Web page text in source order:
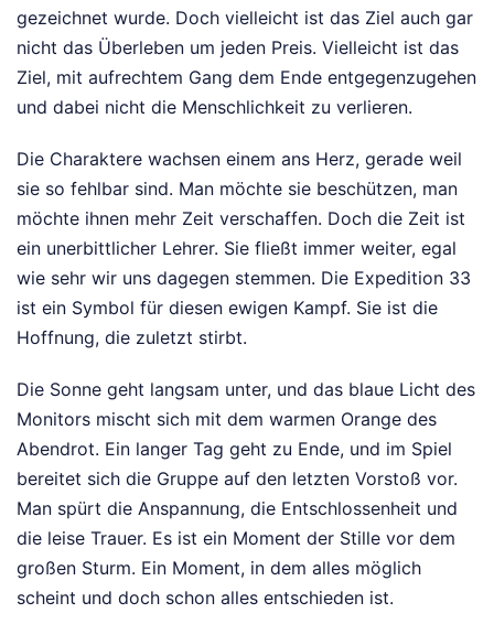
gezeichnet wurde. Doch vielleicht ist das Ziel auch gar
nicht das Überleben um jeden Preis. Vielleicht ist das
Ziel, mit aufrechtem Gang dem Ende entgegenzugehen
und dabei nicht die Menschlichkeit zu verlieren.
Die Charaktere wachsen einem ans Herz, gerade weil
sie so fehlbar sind. Man möchte sie beschützen, man
möchte ihnen mehr Zeit verschaffen. Doch die Zeit ist
ein unerbittlicher Lehrer. Sie fließt immer weiter, egal
wie sehr wir uns dagegen stemmen. Die Expedition 33
ist ein Symbol für diesen ewigen Kampf. Sie ist die
Hoffnung, die zuletzt stirbt.
Die Sonne geht langsam unter, und das blaue Licht des
Monitors mischt sich mit dem warmen Orange des
Abendrot. Ein langer Tag geht zu Ende, und im Spiel
bereitet sich die Gruppe auf den letzten Vorstoß vor.
Man spürt die Anspannung, die Entschlossenheit und
die leise Trauer. Es ist ein Moment der Stille vor dem
großen Sturm. Ein Moment, in dem alles möglich
scheint und doch schon alles entschieden ist.